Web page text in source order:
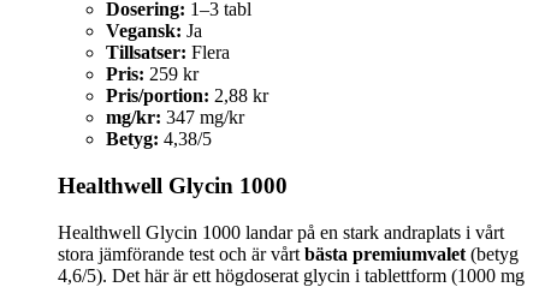
Dosering: 1–3 tabl
Vegansk: Ja
Tillsatser: Flera
Pris: 259 kr
Pris/portion: 2,88 kr
mg/kr: 347 mg/kr
Betyg: 4,38/5
Healthwell Glycin 1000
Healthwell Glycin 1000 landar på en stark andraplats i vårt
stora jämförande test och är vårt bästa premiumvalet (betyg
4,6/5). Det här är ett högdoserat glycin i tablettform (1000 mg